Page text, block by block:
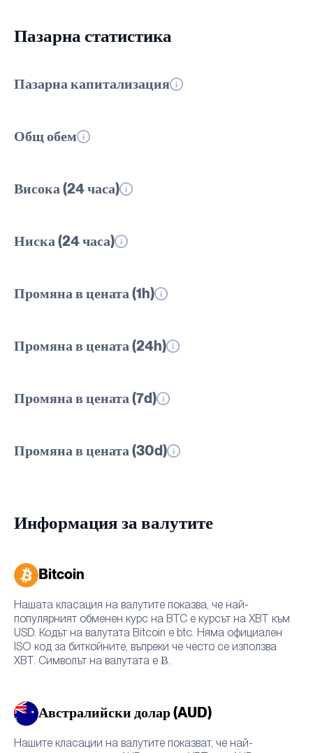
Пазарна статистика
Пазарна капитализация
Общ обем
Висока (24 часа)
Ниска (24 часа)
Промяна в цената (1h)
Промяна в цената (24h)
Промяна в цената (7d)
Промяна в цената (30d)
Информация за валутите
Bitcoin
Нашата класация на валутите показва, че най-
популярният обменен курс на BTC е курсът на XBT към
USD. Кодът на валутата Bitcoin е btc. Няма официален
ISO код за биткойните, въпреки че често се използва
XBT. Символът на валутата е Ƀ.
Австралийски долар (AUD)
Нашите класации на валутите показват, че най-